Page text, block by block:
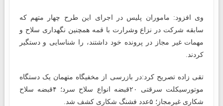
وی افزود: ماموران پلیس در اجرای این طرح چهار متهم که
سابقه شرکت در نزاع وشرارت با قمه همچنین نگهداری سلاح و
مهمات غیر مجاز در پرونده خود داشتند، را شناسایی و دستگیر
کردند.
تقی زاده تصریح کرد:در بازرسی از مخفیگاه متهمان یک دستگاه
موتورسیکلت سرقتی ۲۰قبضه انواع سلاح سرد؛ ۴قبضه سلاح
شکاری غیرمجاز؛ ۵عدد فشنگ شکاری کشف شد.